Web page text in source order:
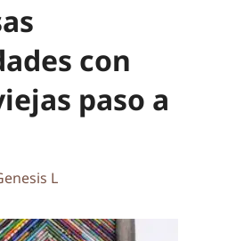
con
paso a
L